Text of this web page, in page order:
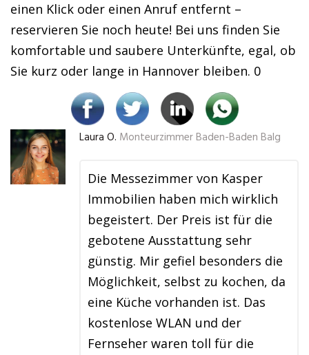
einen Klick oder einen Anruf entfernt –
reservieren Sie noch heute! Bei uns finden Sie
komfortable und saubere Unterkünfte, egal, ob
Sie kurz oder lange in Hannover bleiben. 0
Laura O. Monteurzimmer Baden-Baden Balg
Die Messezimmer von Kasper
Immobilien haben mich wirklich
begeistert. Der Preis ist für die
gebotene Ausstattung sehr
günstig. Mir gefiel besonders die
Möglichkeit, selbst zu kochen, da
eine Küche vorhanden ist. Das
kostenlose WLAN und der
Fernseher waren toll für die